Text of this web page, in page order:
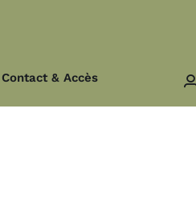
Contact & Accès